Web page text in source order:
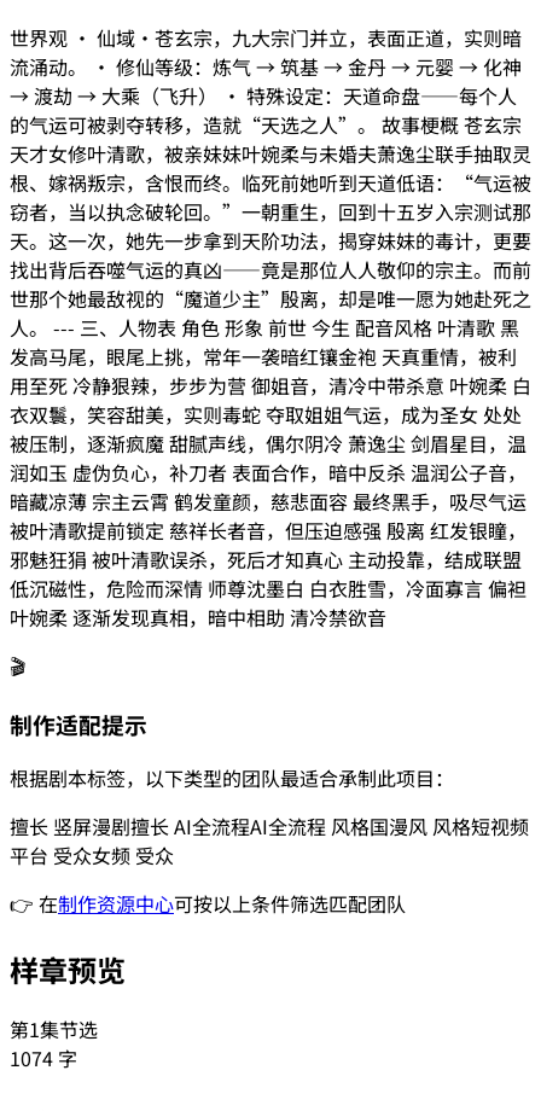
世界观 · 仙域·苍玄宗，九大宗门并立，表面正道，实则暗
流涌动。 · 修仙等级：炼气 → 筑基 → 金丹 → 元婴 → 化神
→ 渡劫 → 大乘（飞升） · 特殊设定：天道命盘——每个人
的气运可被剥夺转移，造就“天选之人”。 故事梗概 苍玄宗
天才女修叶清歌，被亲妹妹叶婉柔与未婚夫萧逸尘联手抽取灵
根、嫁祸叛宗，含恨而终。临死前她听到天道低语：“气运被
窃者，当以执念破轮回。”一朝重生，回到十五岁入宗测试那
天。这一次，她先一步拿到天阶功法，揭穿妹妹的毒计，更要
找出背后吞噬气运的真凶——竟是那位人人敬仰的宗主。而前
世那个她最敌视的“魔道少主”殷离，却是唯一愿为她赴死之
人。 --- 三、人物表 角色 形象 前世 今生 配音风格 叶清歌 黑
发高马尾，眼尾上挑，常年一袭暗红镶金袍 天真重情，被利
用至死 冷静狠辣，步步为营 御姐音，清冷中带杀意 叶婉柔 白
衣双鬟，笑容甜美，实则毒蛇 夺取姐姐气运，成为圣女 处处
被压制，逐渐疯魔 甜腻声线，偶尔阴冷 萧逸尘 剑眉星目，温
润如玉 虚伪负心，补刀者 表面合作，暗中反杀 温润公子音，
暗藏凉薄 宗主云霄 鹤发童颜，慈悲面容 最终黑手，吸尽气运
被叶清歌提前锁定 慈祥长者音，但压迫感强 殷离 红发银瞳，
邪魅狂狷 被叶清歌误杀，死后才知真心 主动投靠，结成联盟
低沉磁性，危险而深情 师尊沈墨白 白衣胜雪，冷面寡言 偏袒
叶婉柔 逐渐发现真相，暗中相助 清冷禁欲音
🎬
制作适配提示
根据剧本标签，以下类型的团队最适合承制此项目：
擅长 竖屏漫剧擅长AI全流程AI全流程 风格国漫风 风格短视频
平台 受众女频 受众
👉 在制作资源中心可按以上条件筛选匹配团队
样章预览
第1集节选
1074 字